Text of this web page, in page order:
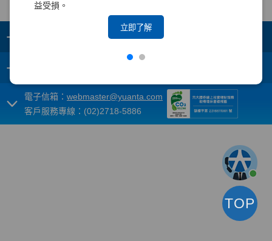
益受損。
立即了解
+
+
電子信箱： webmaster@yuanta.com
客戶服務專線：(02)2718-5886
TOP